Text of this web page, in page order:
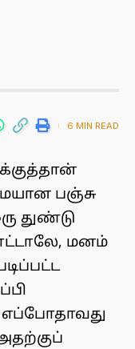
6 MIN READ
பஞ்சு
துண்டு
மனம்